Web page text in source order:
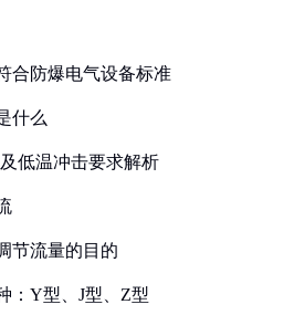
合防爆电气设备标准
什么
低温冲击要求解析
节流量的目的
：Y型、J型、Z型